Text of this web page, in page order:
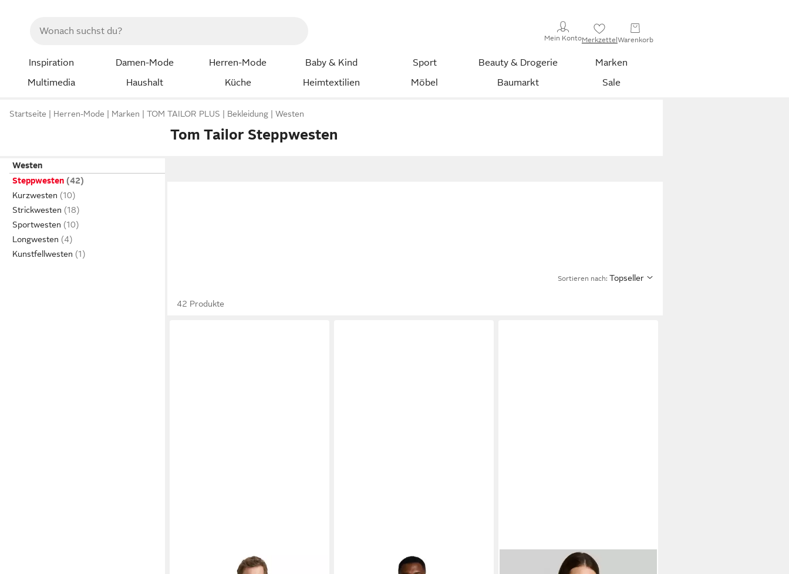
Mein KontoMerkzettelWarenkorb
Inspiration Damen-Mode Herren-Mode Baby & Kind Sport Beauty & Drogerie
Marken
Multimedia
Haushalt Küche Heimtextilien Möbel Baumarkt Sale
Startseite Herren-Mode Marken TOM TAILOR PLUS Bekleidung Westen
Tom Tailor Steppwesten
Westen
Steppwesten
Kurzwesten
Strickwesten
Sportwesten
Longwesten
Kunstfellwesten
Sortieren nach: Topseller
42 Produkte